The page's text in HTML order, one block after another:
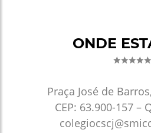
ONDE
Praça José de
CEP: 63.900-157 –